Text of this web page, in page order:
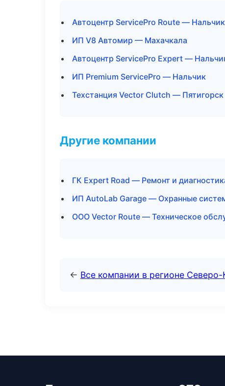
Автоцентр ServicePro Route — Нальчик
ИП V8 Автомир — Махачкала
Автоцентр ServicePro Expert —
ИП Premium ServicePro — Нальчик
Техстанция Vector Clutch — Пятигорск
Другие компании
ГК Expert Road — Ремонт и
ИП AutoLab Garage — Охранные
ООО Vector Route — Техническое
← Все компании в регионе